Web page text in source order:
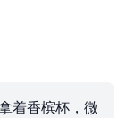
着香槟杯，微